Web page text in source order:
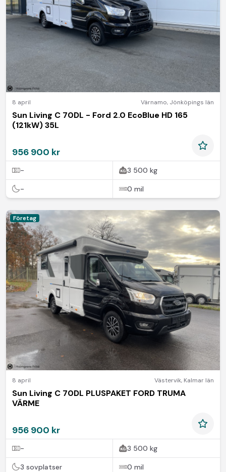
8 april Värnamo, Jönköpings län
Sun Living C 70DL - Ford 2.0 EcoBlue HD 165
(121kW) 35L
956 900 kr
- 3 500 kg
- 0 mil
Företag
8 april Västervik, Kalmar län
Sun Living C 70DL PLUSPAKET FORD TRUMA
VÄRME
956 900 kr
- 3 500 kg
3 sovplatser 0 mil